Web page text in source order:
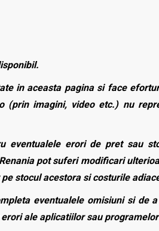
in aceasta pagina si face
(prin imagini, video etc.) nu
eventualele erori de pret sau
pot suferi modificari
stocul acestora si costurile
eventualele omisiuni si
ale aplicatiilor sau